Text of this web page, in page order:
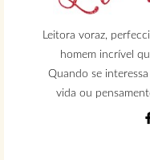
Leitora voraz,
homem incrível
Quando se
vida ou